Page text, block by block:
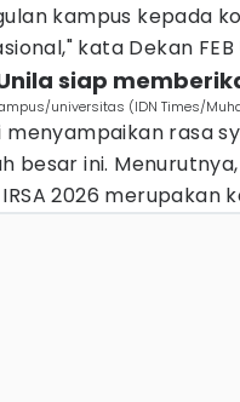
kampus kepada
kata Dekan
Unila siap
universitas (IDN Times/
menyampaikan rasa
besar ini.
2026 merupakan